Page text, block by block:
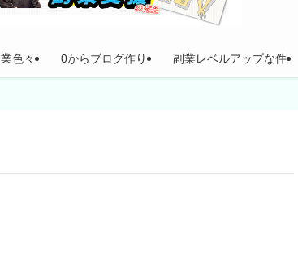
色々 0からブログ作り 副業レベルアップな件